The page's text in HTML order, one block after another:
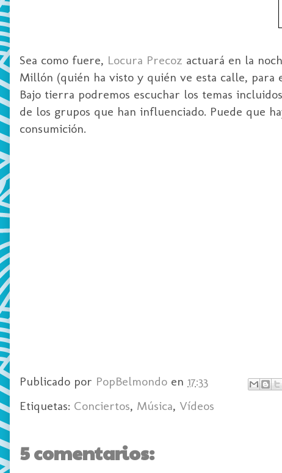
Sea como fuere, Locura Precoz actuará en la
Millón (quién ha visto y quién ve esta calle, para
Bajo tierra podremos escuchar los temas
de los grupos que han influenciado. Puede que
consumición.
Publicado por PopBelmondo en 17:33
Etiquetas: Conciertos, Música, Vídeos
5 comentarios: